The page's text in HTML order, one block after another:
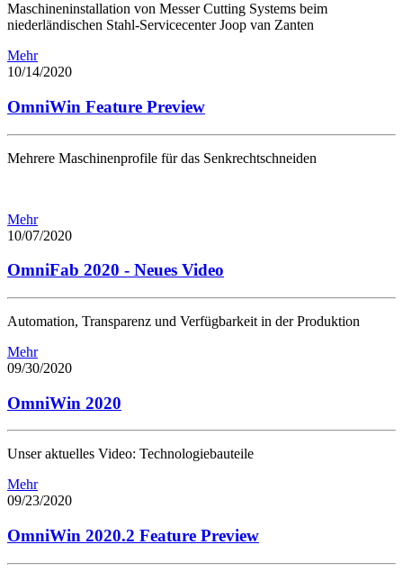
Maschineninstallation von Messer Cutting Systems beim
niederländischen Stahl-Servicecenter Joop van Zanten
Mehr
10/14/2020
OmniWin Feature Preview
Mehrere Maschinenprofile für das Senkrechtschneiden
Mehr
10/07/2020
OmniFab 2020 - Neues Video
Automation, Transparenz und Verfügbarkeit in der Produktion
Mehr
09/30/2020
OmniWin 2020
Unser aktuelles Video: Technologiebauteile
Mehr
09/23/2020
OmniWin 2020.2 Feature Preview